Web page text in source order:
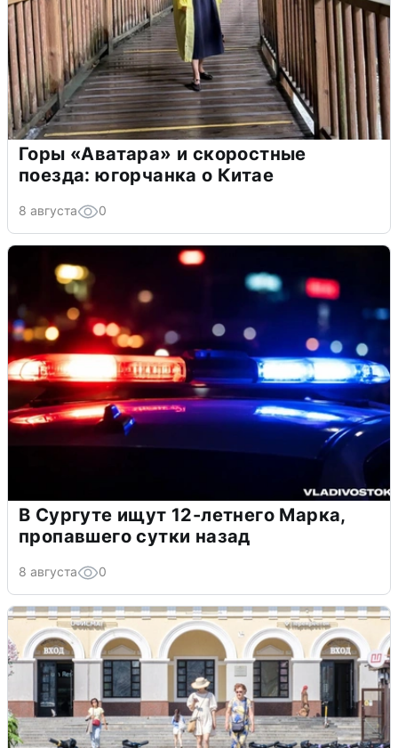
Горы «Аватара» и скоростные
поезда: югорчанка о Китае
8 августа 0
В Сургуте ищут 12-летнего Марка,
пропавшего сутки назад
8 августа 0